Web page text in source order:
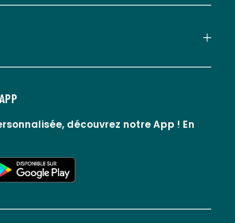
découvrez notre App ! En
play